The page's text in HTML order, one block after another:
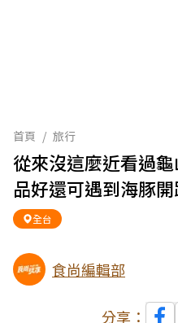
首頁 / 旅行
從來沒這麼近看過
品好還可遇到海豚
全台
食尚編輯部
分享：